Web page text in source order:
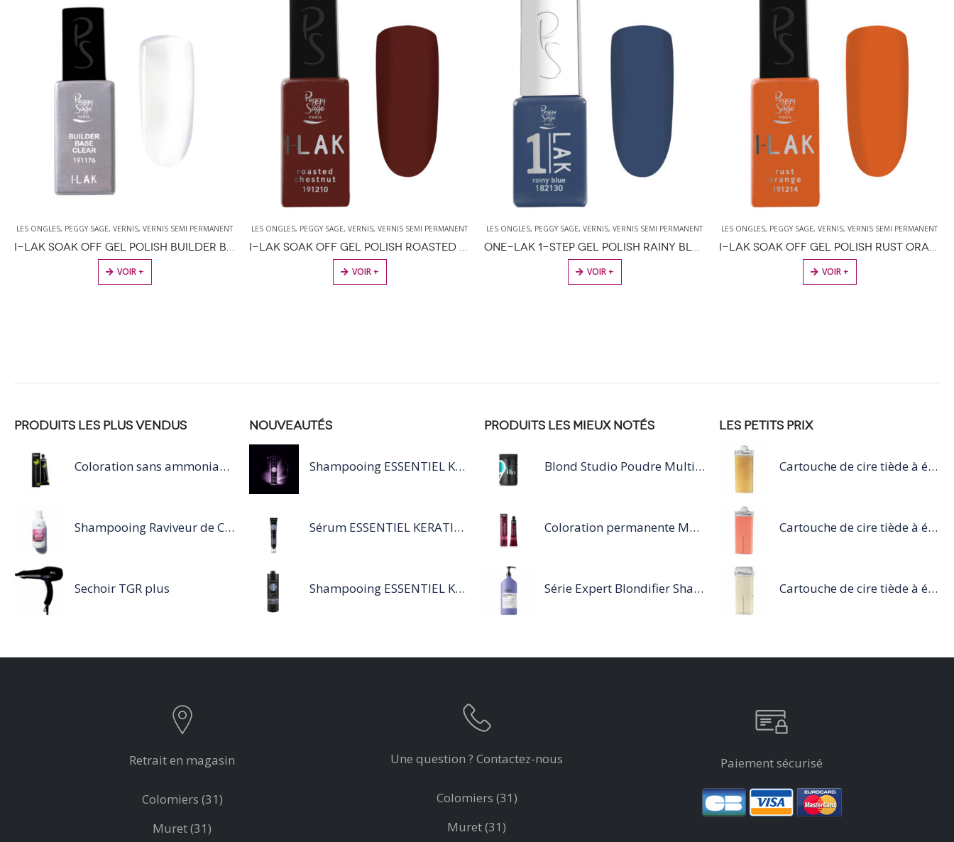
VERNIS,VERNIS SEMI PERMANENT
I-LAK SOAK OFF GEL POLISH BUILDER BASE CLEAR – 11ML
LES ONGLES,PEGGY SAGE VERNIS,VERNIS SEMI PERMANENT
I-LAK SOAK OFF GEL POLISH ROASTED CHESTNUT 11ML
LES ONGLES,PEGGY SAGE VERNIS,VERNIS SEMI PERMANENT
ONE-LAK 1-STEP GEL POLISH RAINY BLUE- 5ML
LES ONGLES,PEGGY SAGE VERNIS,VERNIS SEMI PERMANENT
I-LAK SOAK OFF GEL POLISH RUST ORANGE 11ML
LES ONGLES,PEGGY SAGE
PRODUITS LES PLUS VENDUS
Coloration sans ammoniaque Inoa / 60ML
Shampooing Raviveur de Couleur 300 ml Rose de Schwarzkopf Professional
Sechoir TGR plus
NOUVEAUTÉS
Shampooing ESSENTIEL KERATIN SILVER 250ML
Sérum ESSENTIEL KERATIN SENSITIVE 40 ML
Shampooing ESSENTIEL KERATIN SENSITIVE 1L
PRODUITS LES MIEUX NOTÉS
Blond Studio Poudre Multi-Techniques Éclaircissante Jusqu'À 9 Tons
Coloration permanente Majirel Mix 50ML
Série Expert Blondifier Shampoing cool
LES PETITS PRIX
Cartouche de cire tiède à épiler 100ml miel
Cartouche de cire tiède à épiler 100ml rose
Cartouche de cire tiède à épiler 100ml blanc
Retrait en magasin
Colomiers (31)
Muret (31)
Une question ? Contactez-nous
Colomiers (31)
Muret (31)
Paiement sécurisé